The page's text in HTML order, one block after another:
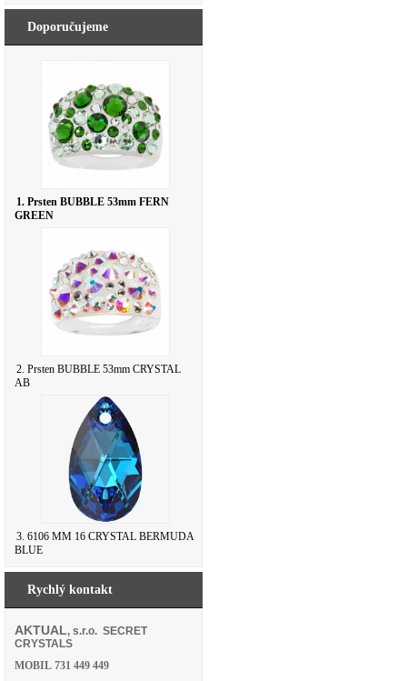
Doporučujeme
1. Prsten BUBBLE 53mm FERN
GREEN
2. Prsten BUBBLE 53mm CRYSTAL
AB
3. 6106 MM 16 CRYSTAL BERMUDA
BLUE
Rychlý kontakt
AKTUAL, s.r.o. SECRET
CRYSTALS
MOBIL 731 449 449